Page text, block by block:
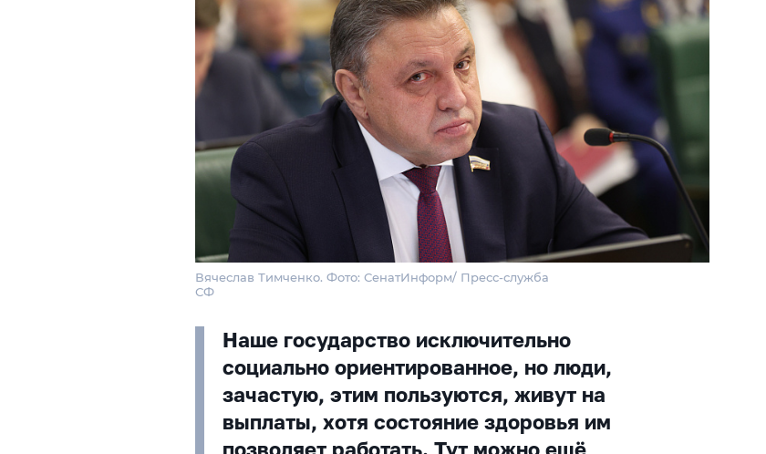
Вячеслав Тимченко. Фото: СенатИнформ/ Пресс-служба
СФ
Наше государство исключительно
социально ориентированное, но люди,
зачастую, этим пользуются, живут на
выплаты, хотя состояние здоровья им